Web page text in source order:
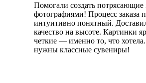
Помогали создать
фотографиями! Процесс заказа
интуитивно понятный.
качество на высоте. Картинки
четкие — именно то, что
нужны классные сувениры!